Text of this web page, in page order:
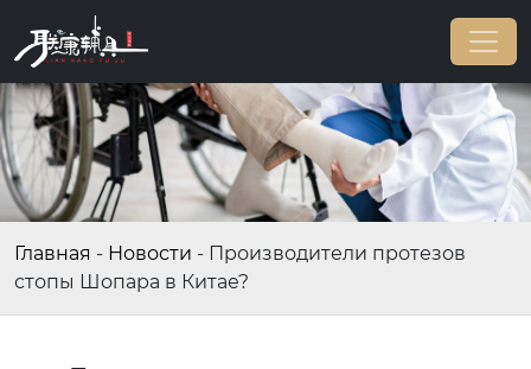
Главная - Новости - Производители протезов
стопы Шопара в Китае?